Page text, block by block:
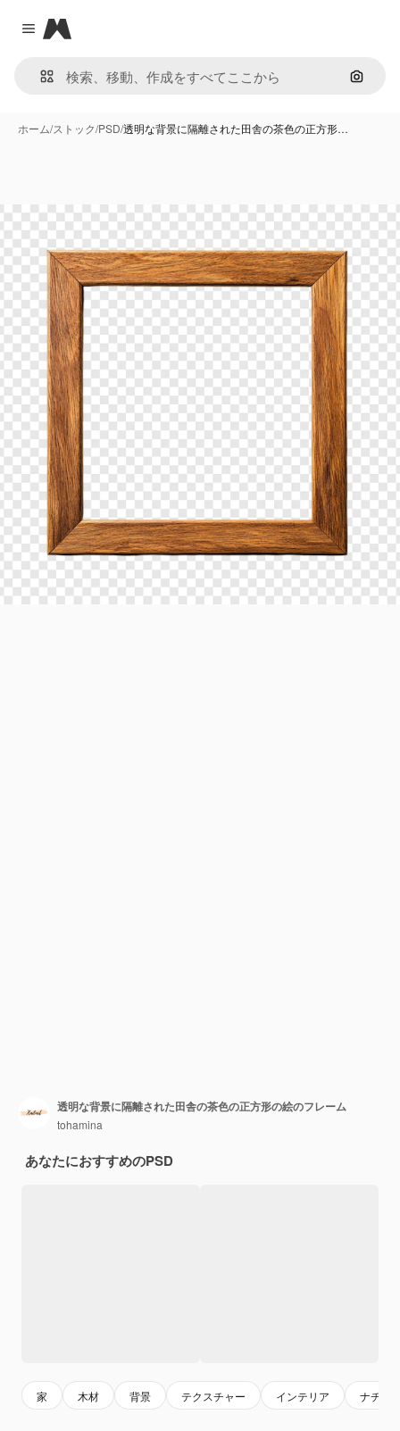
Close menu
Magnific
画像で
ホーム/ストック/PSD/透明な背景に隔離された田舎の茶色の正方形…
透明な背景に隔離された田舎の茶色の正方形の絵のフレーム
tohamina
あなたにおすすめのPSD
家 木材 背景 テクスチャー インテリア ナチュ